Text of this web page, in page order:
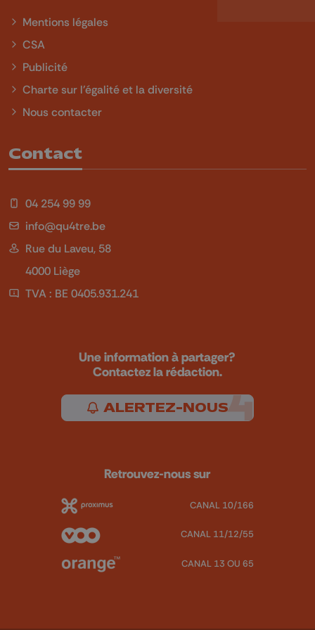
Mentions légales
CSA
Publicité
Charte sur l'égalité et la diversité
Nous contacter
Contact
04 254 99 99
info@qu4tre.be
Rue du Laveu, 58
4000 Liège
TVA : BE 0405.931.241
Une information à partager?
Contactez la rédaction.
ALERTEZ-NOUS
Retrouvez-nous sur
CANAL 10/166
CANAL 11/12/55
CANAL 13 OU 65